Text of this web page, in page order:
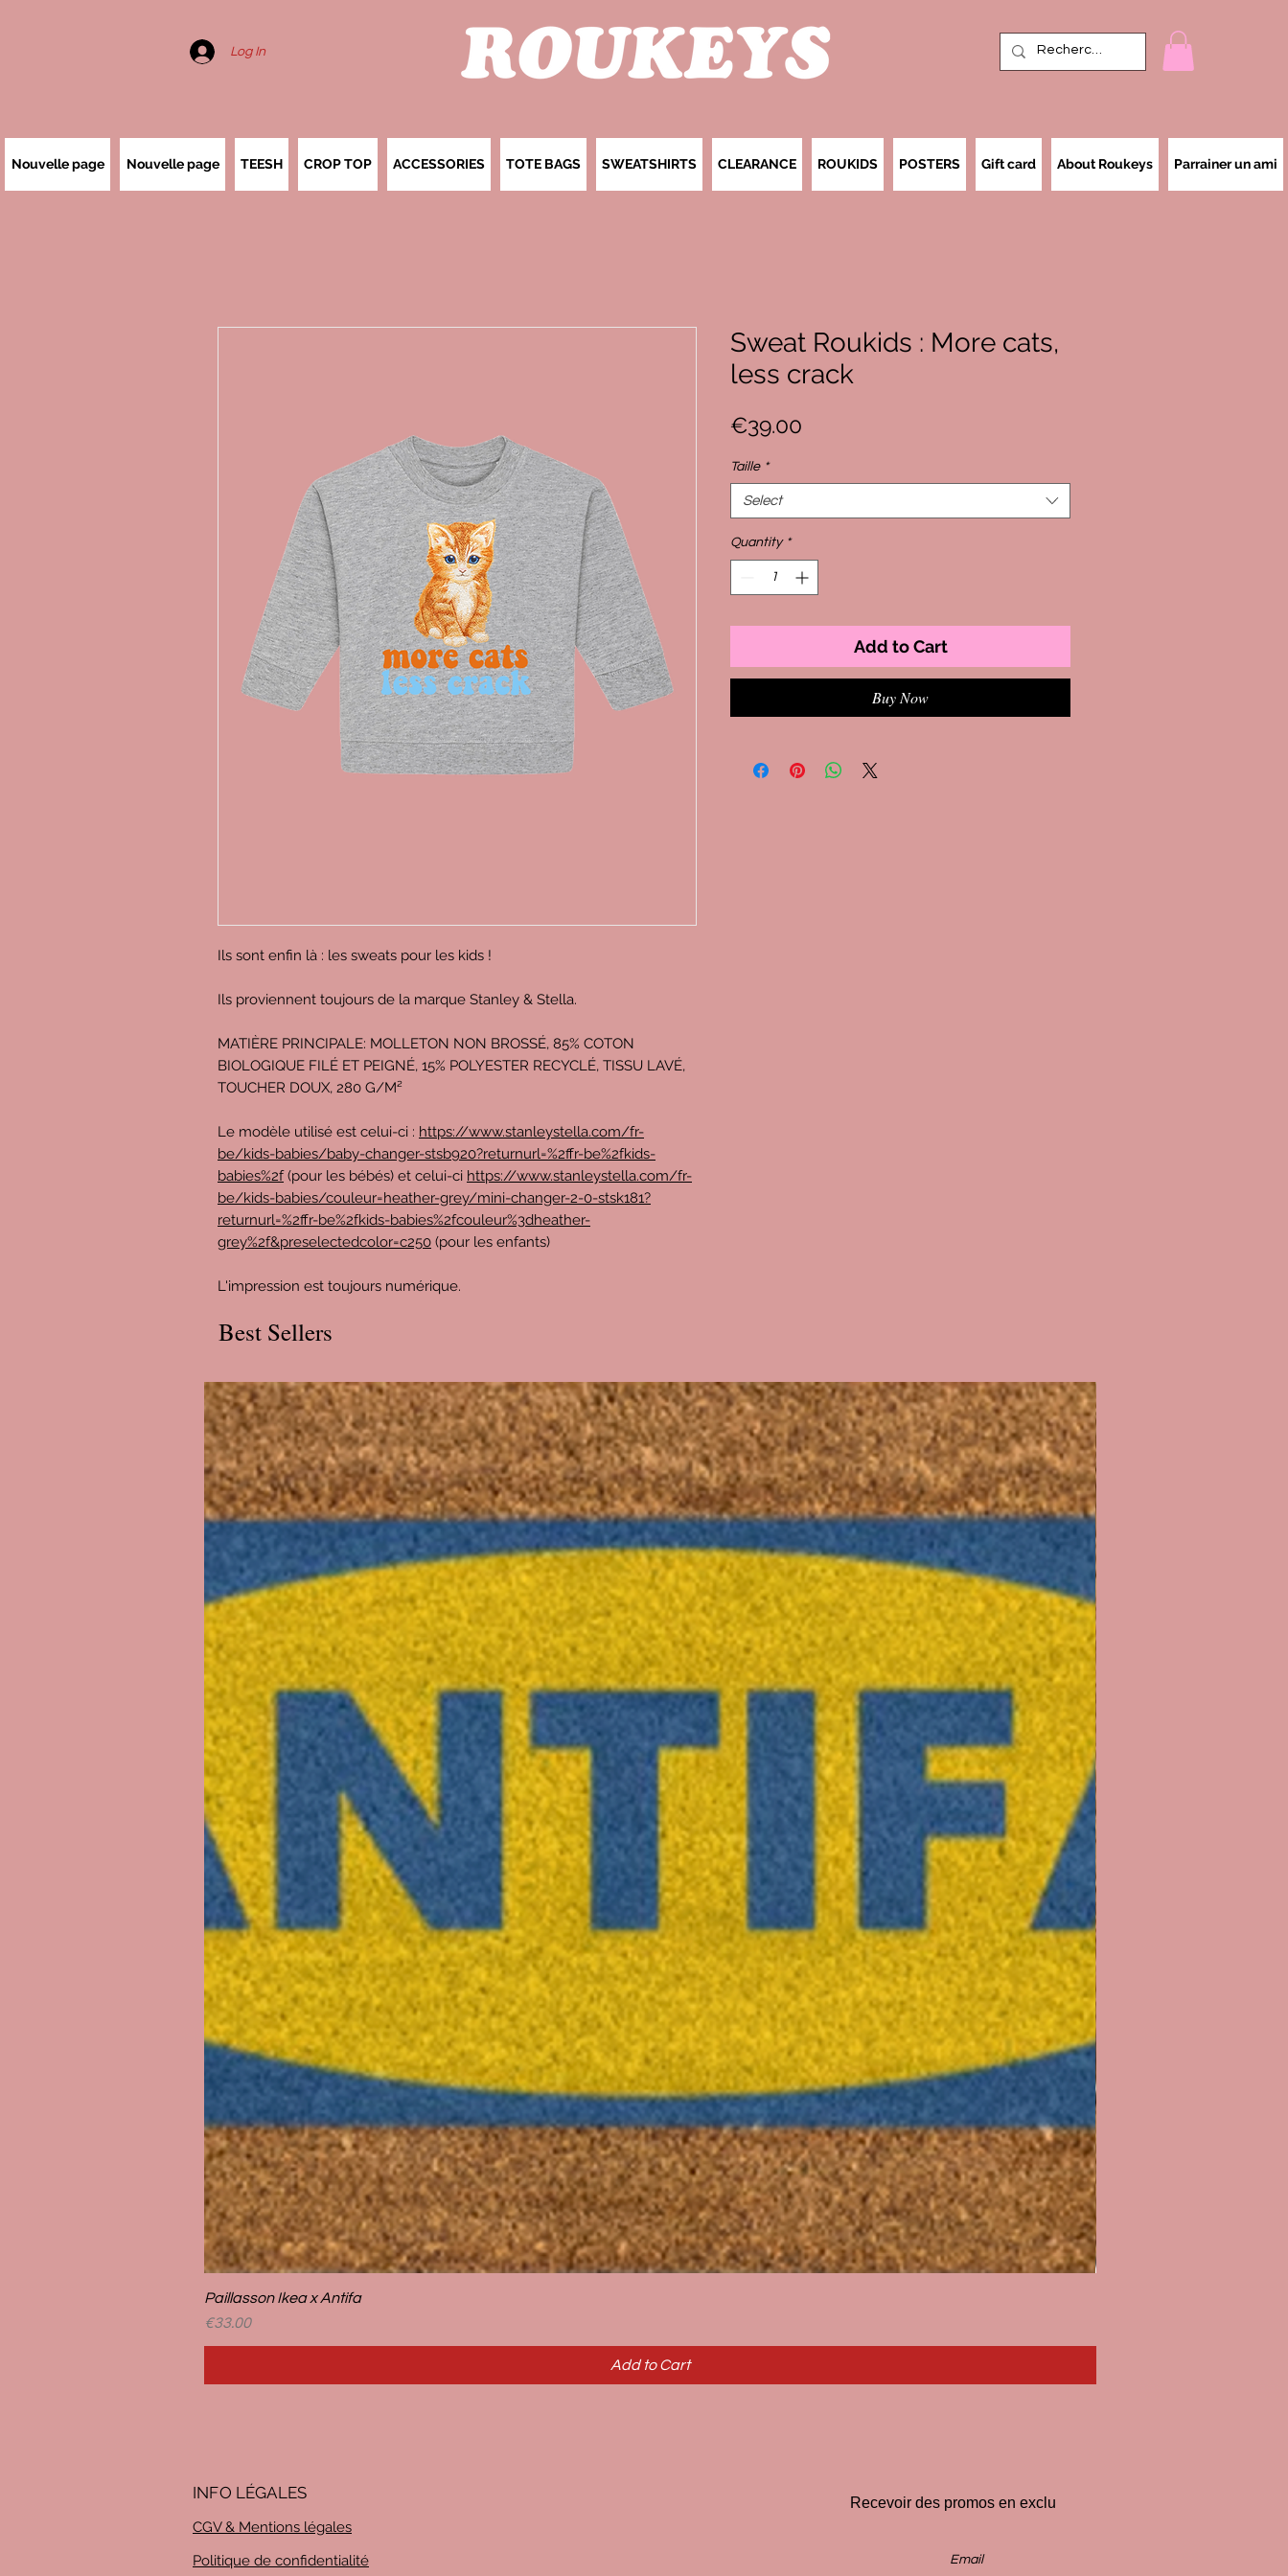
Log In
Nouvelle page Nouvelle page TEESH CROP TOP ACCESSORIES TOTE BAGS SWEATSHIRTS CLEARANCE ROUKIDS POSTERS Gift card About Roukeys Parrainer un ami
Ils sont enfin là : les sweats pour les kids !
Ils proviennent toujours de la marque Stanley & Stella.
MATIÈRE PRINCIPALE: MOLLETON NON BROSSÉ, 85% COTON
BIOLOGIQUE FILÉ ET PEIGNÉ, 15% POLYESTER RECYCLÉ, TISSU LAVÉ,
TOUCHER DOUX, 280 G/M²
Le modèle utilisé est celui-ci : https://www.stanleystella.com/fr-
be/kids-babies/baby-changer-stsb920?returnurl=%2ffr-be%2fkids-
babies%2f(pour les bébés) et celui-ci https://www.stanleystella.com/fr-
be/kids-babies/couleur=heather-grey/mini-changer-2-0-stsk181?
returnurl=%2ffr-be%2fkids-babies%2fcouleur%3dheather-
grey%2f&preselectedcolor=c250 (pour les enfants)
L'impression est toujours numérique.
Sweat Roukids : More cats,
less crack
€39.00
Taille *
Select
Quantity *
Add to Cart
Buy Now
Best Sellers
Paillasson Ikea x Antifa
Price
€33.00
Add to Cart
INFO LÉGALES
CGV & Mentions légales
Politique de confidentialité
Recevoir des promos en exclu